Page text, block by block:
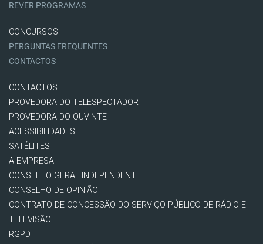
REVER PROGRAMAS
CONCURSOS
PERGUNTAS FREQUENTES
CONTACTOS
CONTACTOS
PROVEDORA DO TELESPECTADOR
PROVEDORA DO OUVINTE
ACESSIBILIDADES
SATÉLITES
A EMPRESA
CONSELHO GERAL INDEPENDENTE
CONSELHO DE OPINIÃO
CONTRATO DE CONCESSÃO DO SERVIÇO PÚBLICO DE RÁDIO E
TELEVISÃO
RGPD